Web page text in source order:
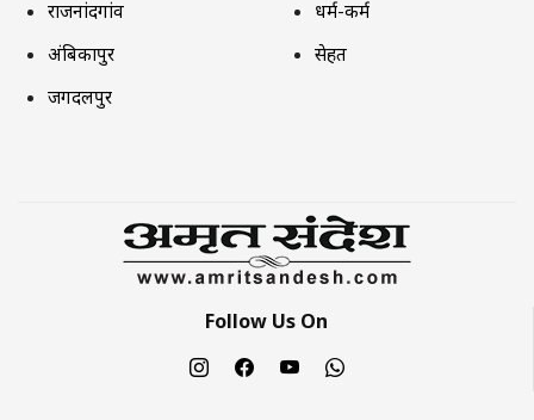
राजनांदगांव
अंबिकापुर
जगदलपुर
धर्म-कर्म
सेहत
Follow Us On